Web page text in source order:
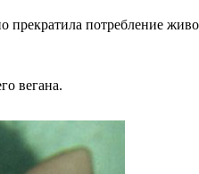
прекратила потребление
вегана.